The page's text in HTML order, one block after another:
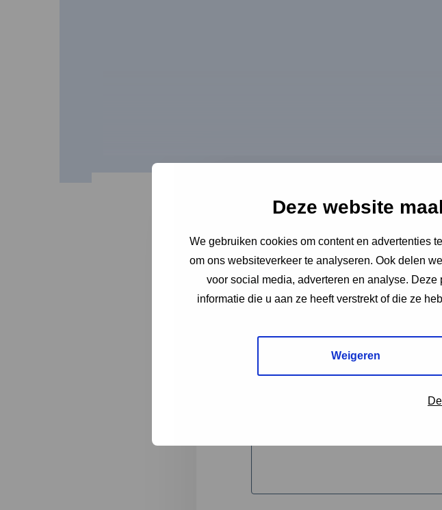
Deze website
We gebruiken cookies om content en advertenties
om ons websiteverkeer te analyseren. Ook delen
voor social media, adverteren en analyse.
informatie die u aan ze heeft verstrekt of die ze
Weigeren
"* " geeft vereiste velden aan
1
Volledige omschrijving*